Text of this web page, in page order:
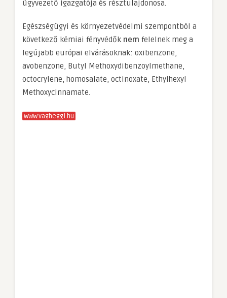
ügyvezető igazgatója és résztulajdonosa.
Egészségügyi és környezetvédelmi szempontból a
következő kémiai fényvédők nem felelnek meg a
legújabb európai elvárásoknak: oxibenzone,
avobenzone, Butyl Methoxydibenzoylmethane,
octocrylene, homosalate, octinoxate, Ethylhexyl
Methoxycinnamate.
www.vagheggi.hu